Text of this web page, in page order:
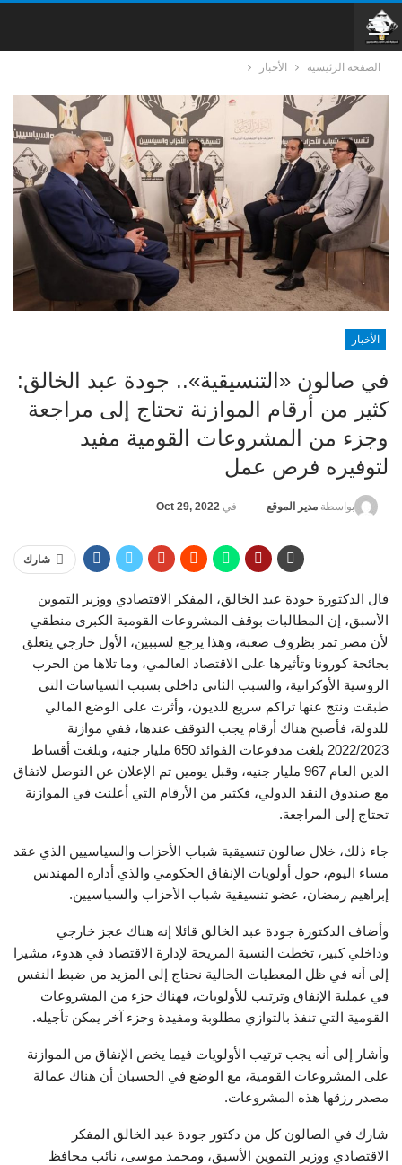
الصفحة الرئيسية الأخبار
الأخبار
في صالون «التنسيقية».. جودة عبد الخالق:
كثير من أرقام الموازنة تحتاج إلى مراجعة
وجزء من المشروعات القومية مفيد
لتوفيره فرص عمل
بواسطة مدير الموقع في Oct 29, 2022
شارك
قال الدكتورة جودة عبد الخالق، المفكر الاقتصادي ووزير التموين
الأسبق، إن المطالبات بوقف المشروعات القومية الكبرى منطقي
لأن مصر تمر بظروف صعبة، وهذا يرجع لسببين، الأول خارجي يتعلق
بجائجة كورونا وتأثيرها على الاقتصاد العالمي، وما تلاها من الحرب
الروسية الأوكرانية، والسبب الثاني داخلي بسبب السياسات التي
طبقت ونتج عنها تراكم سريع للديون، وأثرت على الوضع المالي
للدولة، فأصبح هناك أرقام يجب التوقف عندها، ففي موازنة
2022/2023 بلغت مدفوعات الفوائد 650 مليار جنيه، وبلغت أقساط
الدين العام 967 مليار جنيه، وقبل يومين تم الإعلان عن التوصل لاتفاق
مع صندوق النقد الدولي، فكثير من الأرقام التي أعلنت في الموازنة
تحتاج إلى المراجعة.
جاء ذلك، خلال صالون تنسيقية شباب الأحزاب والسياسيين الذي عقد
مساء اليوم، حول أولويات الإنفاق الحكومي والذي أداره المهندس
إبراهيم رمضان، عضو تنسيقية شباب الأحزاب والسياسيين.
وأضاف الدكتورة جودة عبد الخالق قائلا إنه هناك عجز خارجي
وداخلي كبير، تخطت النسبة المريحة لإدارة الاقتصاد في هدوء، مشيرا
إلى أنه في ظل المعطيات الحالية نحتاج إلى المزيد من ضبط النفس
في عملية الإنفاق وترتيب للأولويات، فهناك جزء من المشروعات
القومية التي تنفذ بالتوازي مطلوبة ومفيدة وجزء آخر يمكن تأجيله.
وأشار إلى أنه يجب ترتيب الأولويات فيما يخص الإنفاق من الموازنة
على المشروعات القومية، مع الوضع في الحسبان أن هناك عمالة
مصدر رزقها هذه المشروعات.
شارك في الصالون كل من دكتور جودة عبد الخالق المفكر
الاقتصادي ووزير التموين الأسبق، ومحمد موسى، نائب محافظ